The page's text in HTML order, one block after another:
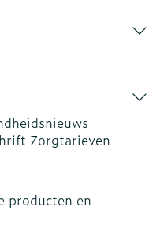
Zorgtarieven
producten en